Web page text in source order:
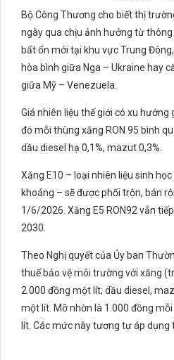
Bộ Công Thương cho biết thị
ngày qua chịu ảnh hưởng từ
bất ổn mới tại khu vực Trung
hòa bình giữa Nga – Ukraine hay
giữa Mỹ – Venezuela.
Giá nhiên liệu thế giới có xu
đó mỗi thùng xăng RON 95 bình
dầu diesel hạ 0,1%, mazut 0,3%.
Xăng E10 – loại nhiên liệu sinh
khoáng – sẽ được phối trộn, bán
1/6/2026. Xăng E5 RON92 vẫn
2030.
Theo Nghị quyết của Ủy ban
thuế bảo vệ môi trường với xăng
2.000 đồng một lít; dầu diesel,
một lít. Mỡ nhờn là 1.000 đồng
lít. Các mức này tương tự áp dụng